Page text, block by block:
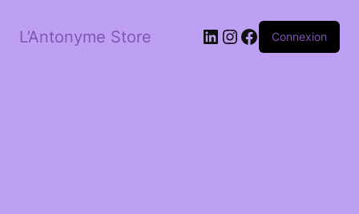
L’Antonyme Store LinkedIn
Instagram
Facebook
Connexion